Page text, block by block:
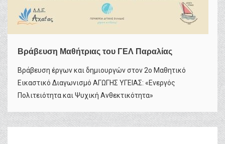
Βράβευση Μαθήτριας του ΓΕΛ Παραλίας
Βράβευση έργων και δημιουργών στον 2ο Μαθητικό
Εικαστικό Διαγωνισμό ΑΓΩΓΗΣ ΥΓΕΙΑΣ: «Ενεργός
Πολιτειότητα και Ψυχική Ανθεκτικότητα»